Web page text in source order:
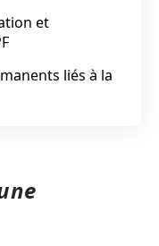
et
liés à la